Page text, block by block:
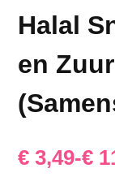
Halal
en
€ 3,49-€